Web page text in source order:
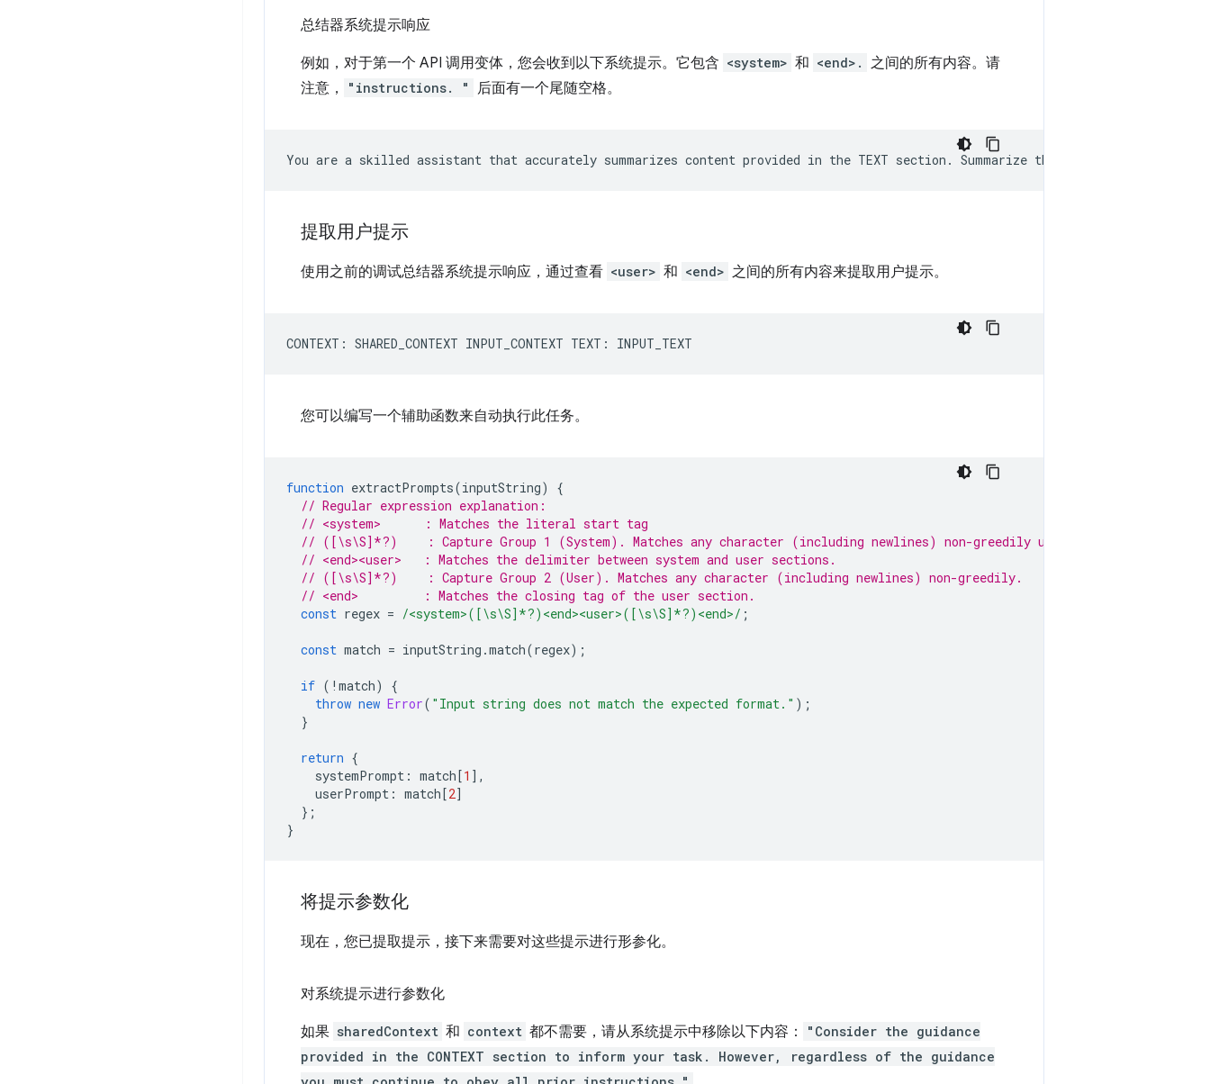
总结器系统提示响应
例如，对于第一个 API 调用变体，您会收到以下系统提示。它包含 <system> 和 <end>. 之间的所有内容。请
注意，
"instructions. " 后面有一个尾随空格。
You are a skilled assistant that accurately summarizes content provided in the TEXT section . Summarize the
提取用户提示
使用之前的调试总结器系统提示响应，通过查看 <user> 和 <end> 之间的所有内容来提取用户提示。
您可以编写一个辅助函数来自动执行此任务。
function extractPrompts(inputString)
{
// Regular expression explanation:
// <system>      : Matches the literal start tag
// ([\s\S]*?)    : Capture Group 1 (System). Matches any character (including newlines) non-greedily until the next part
// <end><user>   : Matches the delimiter between system and user sections.
// ([\s\S]*?)    : Capture Group 2 (User). Matches any character (including newlines) non-greedily.
// <end>         : Matches the closing tag of the user section.
const regex = /<system>([\s\S]*?)<end><user>([\s\S]*?)<end>/ ;
const match = inputString .match(regex);
if ( ! match)
{
throw new Error( "Input string does not match the expected format." );
}
return {
systemPrompt : match[1 ],
userPrompt : match[2]
};
}
将提示参数化
现在，您已提取提示，接下来需要对这些提示进行形参化。
对系统提示进行参数化
如果 sharedContext 和 context 都不需要，请从系统提示中移除以下内容：
"Consider the guidance
provided in the CONTEXT section to inform your task. However, regardless of the guidance